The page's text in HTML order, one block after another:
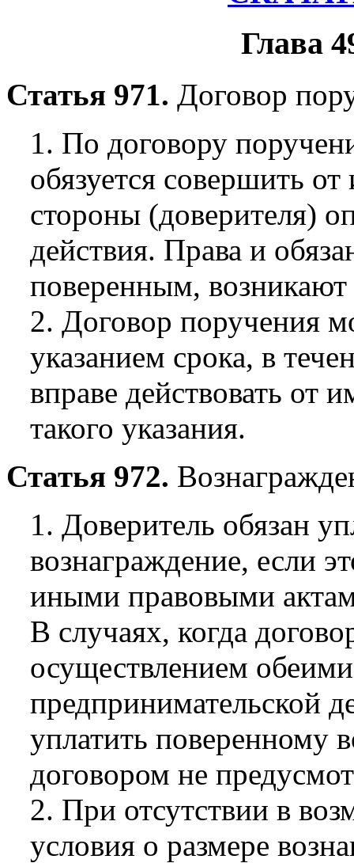
Глава
Статья 971. Договор
1. По договору
обязуется совершить
стороны (доверителя)
действия. Права и
поверенным, возникают
2. Договор поручения
указанием срока, в
вправе действовать от
такого указания.
Статья 972.
1. Доверитель обязан
вознаграждение, если
иными правовыми
В случаях, когда
осуществлением
предпринимательской
уплатить поверенному
договором не
2. При отсутствии в
условия о размере